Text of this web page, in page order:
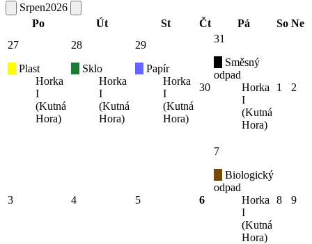
Srpen2026
Po
Út St Čt Pá So Ne
27
Plast
Horka
I
(Kutná
Hora)
28
Sklo
Horka
I
(Kutná
Hora)
29
Papír
Horka
I
(Kutná
Hora)
30
31
Směsný
odpad
Horka
I
(Kutná
Hora)
1 2
3 4 5 6
7
Biologický
odpad
Horka
I
(Kutná
Hora)
8 9